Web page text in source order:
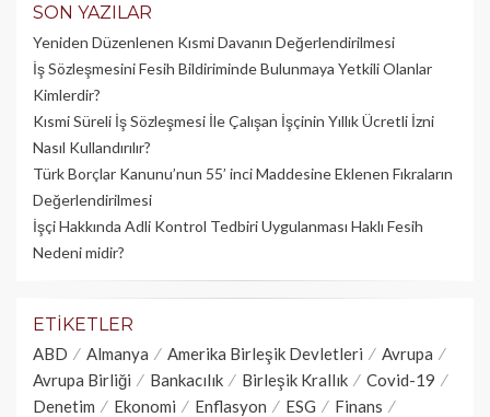
SON YAZILAR
Yeniden Düzenlenen Kısmi Davanın Değerlendirilmesi
İş Sözleşmesini Fesih Bildiriminde Bulunmaya Yetkili Olanlar
Kimlerdir?
Kısmi Süreli İş Sözleşmesi İle Çalışan İşçinin Yıllık Üc­retli İzni
Nasıl Kullandırılır?
Türk Borçlar Kanunu’nun 55’ inci Maddesine Eklenen Fıkraların
Değerlendirilmesi
İşçi Hakkında Adli Kontrol Tedbiri Uygulanması Haklı Fesih
Nedeni midir?
ETIKETLER
ABD Almanya Amerika Birleşik Devletleri
Avrupa
Avrupa Birliği
Bankacılık Birleşik Krallık
Covid-19
Denetim
Ekonomi Enflasyon ESG
Finans